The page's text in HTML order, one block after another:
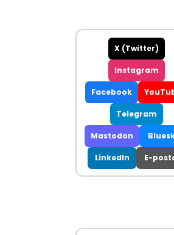
X (Twitter)
Instagram
Facebook
Telegram
Mastodon
LinkedIn E-